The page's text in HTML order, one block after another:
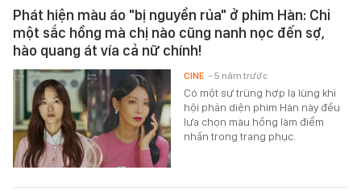
Phát hiện màu áo "bị nguyền rủa" ở phim Hàn: Chỉ
một sắc hồng mà chị nào cũng nanh nọc đến sợ,
hào quang át vía cả nữ chính!
Có một sự trùng hợp lạ lùng khi
hội phản diện phim Hàn này đều
lựa chọn màu hồng làm điểm
nhấn trong trang phục.
CINE - 5 năm trước